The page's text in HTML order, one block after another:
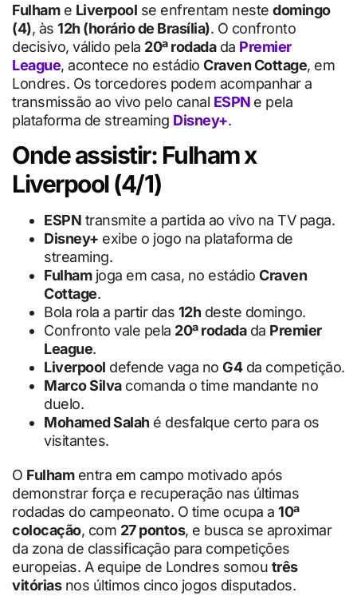
Fulhame Liverpool se enfrentam neste domingo
(4), às 12h (horário de Brasília). O confronto
decisivo, válido pela 20ª rodadada Premier
League, acontece no estádio Craven Cottage, em
Londres. Os torcedores podem acompanhar a
transmissão ao vivo pelo canal ESPN e pela
plataforma de streaming Disney+.
Onde assistir: Fulham x
Liverpool (4/1)
ESPN transmite a partida ao vivo na TV paga.
Disney+ exibe o jogo na plataforma de
streaming.
Fulhamjoga em casa, no estádio Craven
Cottage.
Bola rola a partir das 12h deste domingo.
Confronto vale pela 20ª rodadada Premier
League.
Liverpool defende vaga no G4da competição.
Marco Silvacomanda o time mandante no
duelo.
Mohamed Salah é desfalque certo para os
visitantes.
O Fulhamentra em campo motivado após
demonstrar força e recuperação nas últimas
rodadas do campeonato. O time ocupa a 10ª
colocação, com 27 pontos, e busca se aproximar
da zona de classificação para competições
europeias. A equipe de Londres somou três
vitóriasnos últimos cinco jogos disputados.